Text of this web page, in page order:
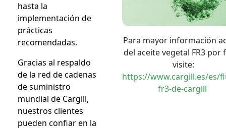
hasta la
implementación de
prácticas
recomendadas.
Gracias al respaldo
de la red de cadenas
de suministro
mundial de Cargill,
nuestros clientes
pueden confiar en la
Para mayor información
del aceite vegetal FR3 por
visite:
https://www.cargill.es/es/
fr3-de-cargill